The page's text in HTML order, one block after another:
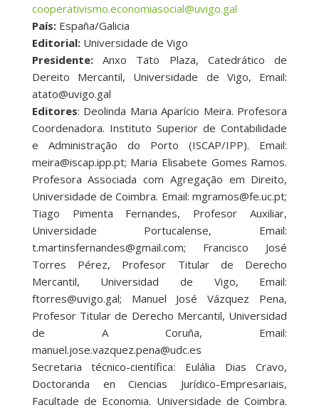
cooperativismo.economiasocial@uvigo.gal
País:España/Galicia
Editorial:Universidade de Vigo
Presidente:Anxo Tato Plaza, Catedrático de
Dereito Mercantil, Universidade de Vigo, Email:
atato@uvigo.gal
Editores: Deolinda Maria Aparício Meira. Profesora
Coordenadora. Instituto Superior de Contabilidade
e Administração do Porto (ISCAP/IPP). Email:
meira@iscap.ipp.pt; Maria Elisabete Gomes Ramos.
Profesora Associada com Agregação em Direito,
Universidade de Coimbra. Email: mgramos@fe.uc.pt;
Tiago Pimenta Fernandes, Profesor Auxiliar,
Universidade Portucalense, Email:
t.martinsfernandes@gmail.com; Francisco José
Torres Pérez, Profesor Titular de Derecho
Mercantil, Universidad de Vigo, Email:
ftorres@uvigo.gal; Manuel José Vázquez Pena,
Profesor Titular de Derecho Mercantil, Universidad
de A Coruña, Email:
manuel.jose.vazquez.pena@udc.es
Secretaria técnico-científica: Eulália Dias Cravo,
Doctoranda en Ciencias Jurídico-Empresariais,
Facultade de Economia. Universidade de Coimbra.